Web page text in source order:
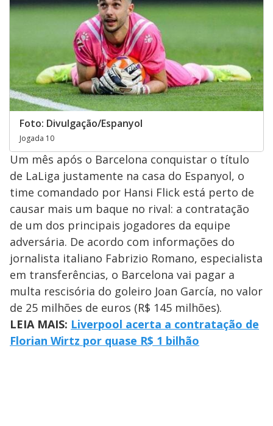
Foto: Divulgação/Espanyol
Jogada 10
Um mês após o Barcelona conquistar o título
de LaLiga justamente na casa do Espanyol, o
time comandado por Hansi Flick está perto de
causar mais um baque no rival: a contratação
de um dos principais jogadores da equipe
adversária. De acordo com informações do
jornalista italiano Fabrizio Romano, especialista
em transferências, o Barcelona vai pagar a
multa rescisória do goleiro Joan García, no valor
de 25 milhões de euros (R$ 145 milhões).
LEIA MAIS: Liverpool acerta a contratação de
Florian Wirtz por quase R$ 1 bilhão